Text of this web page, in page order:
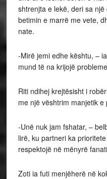
shtrenjta e lekë, deri sa
betimin e marrë me vete,
nate.
-Mirë jemi edhe kështu, –
mund të na krijojë
Riti ndihej krejtësisht i
me një vështrim manjetik e
-Unë nuk jam fshatar, –
lirë, ku partneri ka
respektojë në mënyrë
Zoti ia futi menjëherë në